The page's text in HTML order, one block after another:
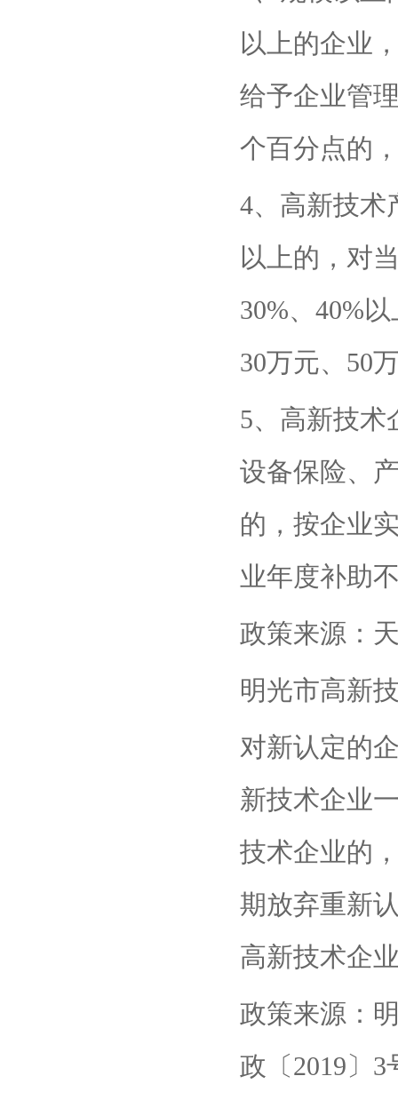
以上的企业
给予企业管
个百分点的
4、高新技术
以上的，对
30%、40%
30万元、50
5、高新技术
设备保险、
的，按企业
业年度补助
政策来源：
明光市高新
对新认定的
新技术企业
技术企业的
期放弃重新
高新技术企
政策来源：
政〔2019〕3